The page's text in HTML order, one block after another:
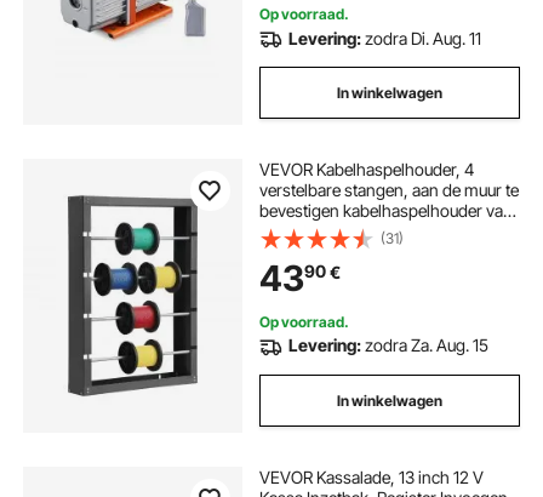
Op voorraad.
Levering:zodra Di. Aug. 11
In winkelwagen
VEVOR Kabelhaspelhouder, 4
verstelbare stangen, aan de muur te
bevestigen kabelhaspelhouder van
koudgewalst staal, kabelopslag- en
displayrek, draagvermogen 68 kg,
voor verschillende
omstandigheden
(31)
4390€
Op voorraad.
Levering:zodra Za. Aug. 15
In winkelwagen
VEVOR Kassalade, 13 inch 12 V